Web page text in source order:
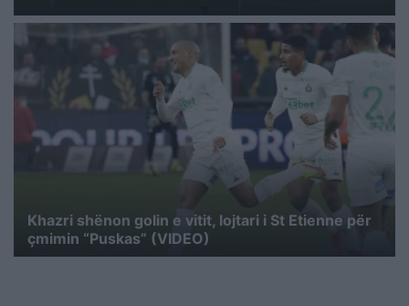
Khazri shënon golin e vitit, lojtari i St Etienne për
çmimin “Puskas” (VIDEO)